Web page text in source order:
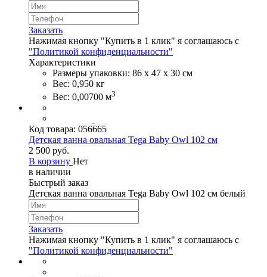
Заказать
Нажимая кнопку "Купить в 1 клик" я соглашаюсь с
"Политикой конфиденциальности"
Характеристики
Размеры упаковки: 86 х 47 х 30 см
Вес: 0,950 кг
Вес: 0,00700 м3
Код товара: 056665
Детская ванна овальная Tega Baby Owl 102 см
2 500 руб.
В корзину Нет
в наличии
Быстрый заказ
Детская ванна овальная Tega Baby Owl 102 см белый
Заказать
Нажимая кнопку "Купить в 1 клик" я соглашаюсь с
"Политикой конфиденциальности"